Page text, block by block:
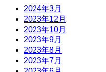
2024年3月
2023年12月
2023年10月
2023年9月
2023年8月
2023年7月